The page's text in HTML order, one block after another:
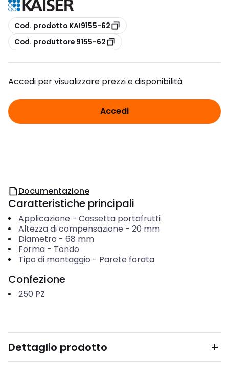
copia
Cod. prodotto KAI9155-62
copia
Cod. produttore 9155-62
Accedi per visualizzare prezzi e disponibilità
Accedi
Documentazione
Caratteristiche principali
Applicazione - Cassetta portafrutti
Altezza di compensazione - 20 mm
Diametro - 68 mm
Forma- Tondo
Tipo di montaggio - Parete forata
Confezione
250 PZ
Dettaglio prodotto